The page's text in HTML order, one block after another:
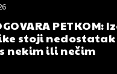
PETKOM:
stoji nedostatak
nekim ili nečim